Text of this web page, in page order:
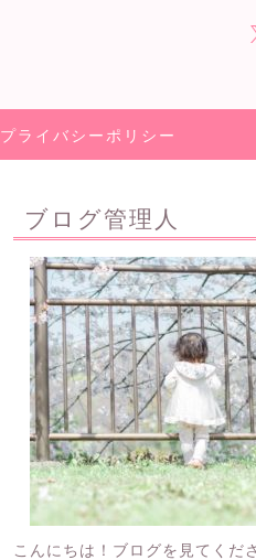
プライバシーポリシー
ブログ管理人
こんにちは！ブログを見てくだ